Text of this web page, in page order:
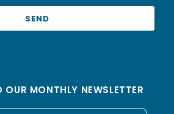
SEND
OUR MONTHLY NEWSLETTER